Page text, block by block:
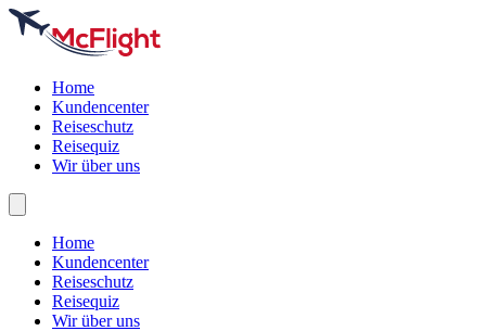
Home
Kundencenter
Reiseschutz
Reisequiz
Wir über uns
Home
Kundencenter
Reiseschutz
Reisequiz
Wir über uns